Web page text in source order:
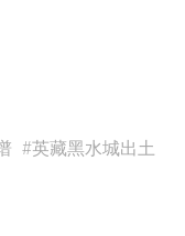
#英藏黑水城出土